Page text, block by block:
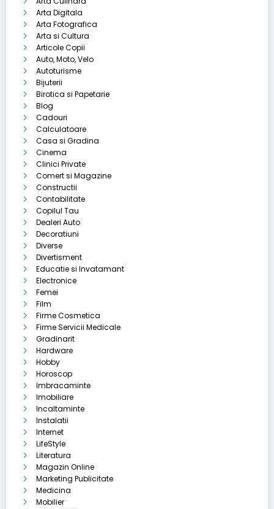
Arta Digitala
Arta Fotografica
Arta si Cultura
Articole Copii
Auto, Moto, Velo
Autoturisme
Bijuterii
Birotica si Papetarie
Blog
Cadouri
Calculatoare
Casa si Gradina
Cinema
Clinici Private
Comert si Magazine
Constructii
Contabilitate
Copilul Tau
Dealeri Auto
Decoratiuni
Diverse
Divertisment
Educatie si Invatamant
Electronice
Femei
Film
Firme Cosmetica
Firme Servicii Medicale
Gradinarit
Hardware
Hobby
Horoscop
Imbracaminte
Imobiliare
Incaltaminte
Instalatii
Internet
LifeStyle
Literatura
Magazin Online
Marketing Publicitate
Medicina
Mobilier